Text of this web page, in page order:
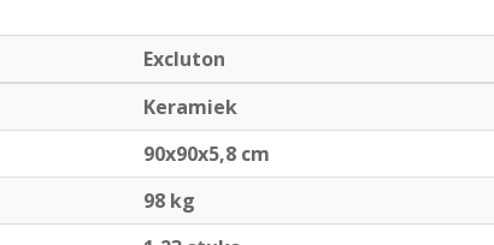
Excluton
Keramiek
90x90x5,8 cm
98 kg